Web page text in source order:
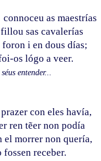
connoceu as maestrías
fillou sas cavalerías
foron i en dous días;
os lógo a veer.
entender...
prazer con eles havía,
ren tẽer non podía
el morrer non quería,
fossen receber.